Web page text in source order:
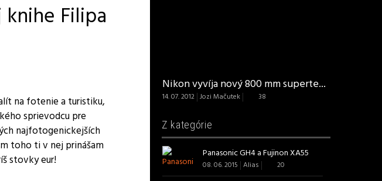
Filipa
na fotenie a turistiku,
sprievodcu pre
najfotogenickejších
toho ti v nej prinášam
stovky eur!
Nikon vyvíja nový 800 mm superte...
14. 07. 2012 Jozi Mačutek 38
Z kategórie
Panasonic GH4 a Fujinon XA55
08. 06. 2015 Alias 20